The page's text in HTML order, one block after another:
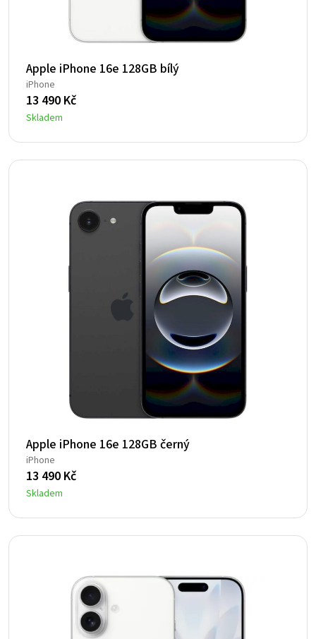
Apple iPhone 16e 128GB bílý
iPhone
13 490 Kč
Skladem
Apple iPhone 16e 128GB černý
iPhone
13 490 Kč
Skladem